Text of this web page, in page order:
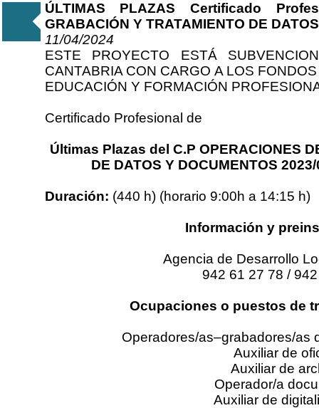
ÚLTIMAS PLAZAS Certificado
GRABACIÓN Y TRATAMIENTO DE
11/04/2024
ESTE PROYECTO ESTÁ
CANTABRIA CON CARGO A LOS
EDUCACIÓN Y FORMACIÓN
Certificado Profesional de
Últimas Plazas del C.P OPERACIONES
DE DATOS Y DOCUMENTOS
Duración: (440 h) (horario 9:00h a 14:15 h)
Información y
Agencia de Desarrollo
942 61 27 78 /
Ocupaciones o puestos de
Operadores/as–grabadores/as
Auxiliar de
Auxiliar de
Operador/a
Auxiliar de